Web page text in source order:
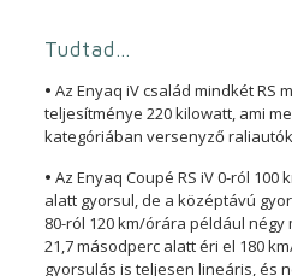
Tudtad…
• Az Enyaq iV család mindkét RS
teljesítménye 220 kilowatt, ami
kategóriában versenyző
• Az Enyaq Coupé RS iV 0-ról
alatt gyorsul, de a középtávú
80-ról 120 km/órára például négy
21,7 másodperc alatt éri el 180
gyorsulás is teljesen lineáris, és